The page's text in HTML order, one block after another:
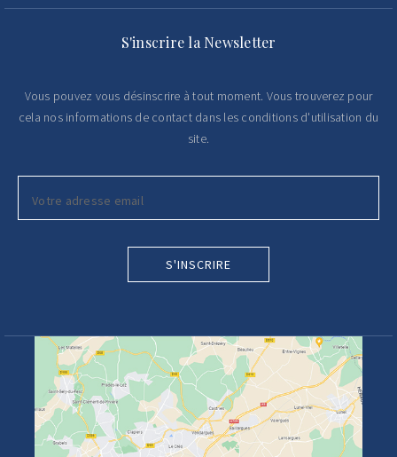
S'inscrire la Newsletter
Vous pouvez vous désinscrire à tout moment. Vous trouverez pour
cela nos informations de contact dans les conditions d'utilisation du
site.
S'INSCRIRE